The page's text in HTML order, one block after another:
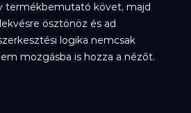
termékbemutató követ, majd
ösztönöz és ad
logika nemcsak
mozgásba is hozza a nézőt.